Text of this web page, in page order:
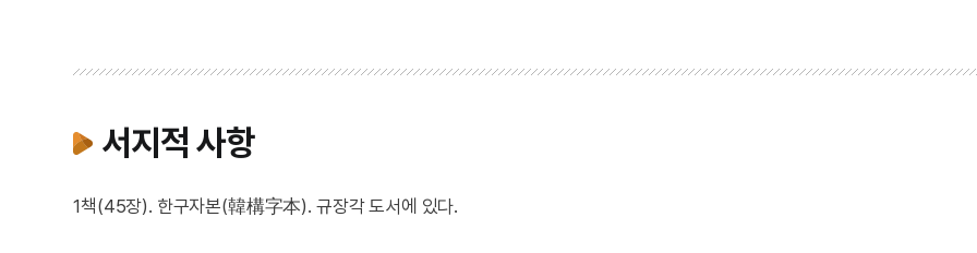
서지적 사항
1책(45장). 한구자본(韓構字本). 규장각 도서에 있다.